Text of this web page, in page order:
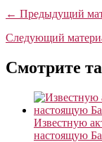
← Предыдущий
Следующий
Смотрите
Известную
настоящую